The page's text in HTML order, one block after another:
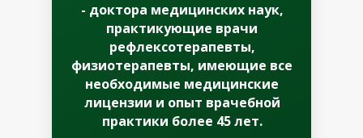
- доктора медицинских наук,
практикующие врачи
рефлексотерапевты,
физиотерапевты, имеющие все
необходимые медицинские
лицензии и опыт врачебной
практики более 45 лет.